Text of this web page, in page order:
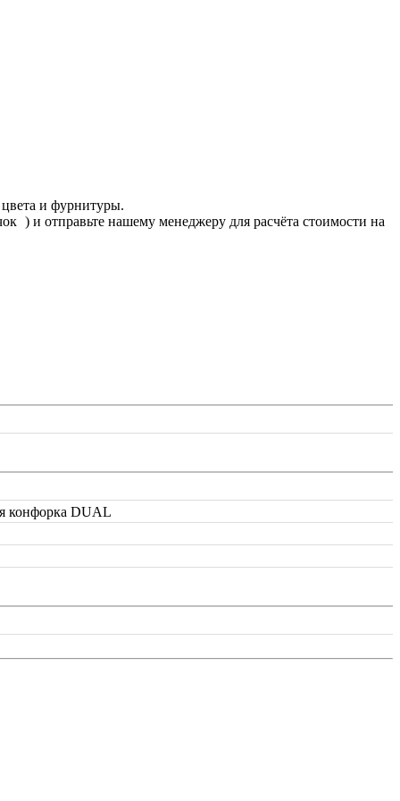
цвета и фурнитуры.
) и отправьте нашему менеджеру для расчёта стоимости на
конфорка DUAL